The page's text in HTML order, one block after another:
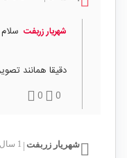
شهریار زربفت سلام
دقیقا همانند
0
0
شهریار زربفت 1 سال پیش